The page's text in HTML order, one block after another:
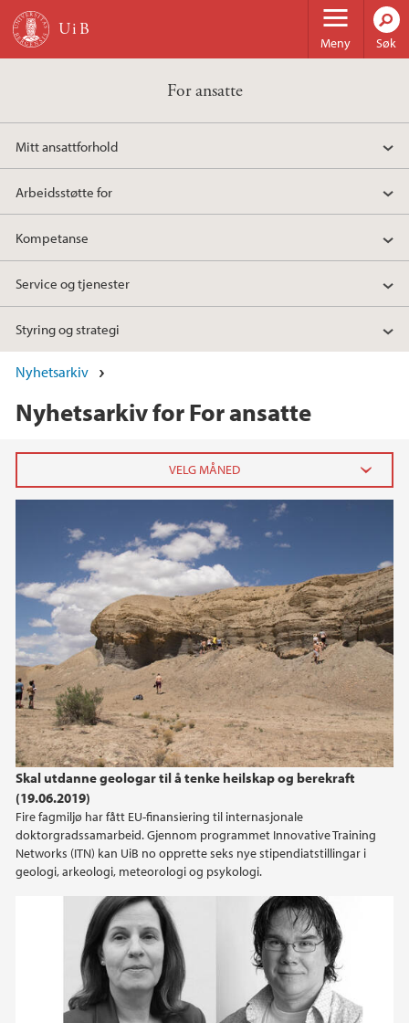
Hopp til hovedinnhold
Meny Søk
For ansatte
Mitt ansattforhold
Arbeidsstøtte for
Kompetanse
Service og tjenester
Styring og strategi
Nyhetsarkiv
Nyhetsarkiv for For ansatte
Skal utdanne geologar til å tenke heilskap og berekraft
(19.06.2019)
Fire fagmiljø har fått EU-finansiering til internasjonale
doktorgradssamarbeid. Gjennom programmet Innovative Training
Networks (ITN) kan UiB no opprette seks nye stipendiatstillingar i
geologi, arkeologi, meteorologi og psykologi.
mars (1)
februar (1)
2025
2024
2023
2022
2020
2019